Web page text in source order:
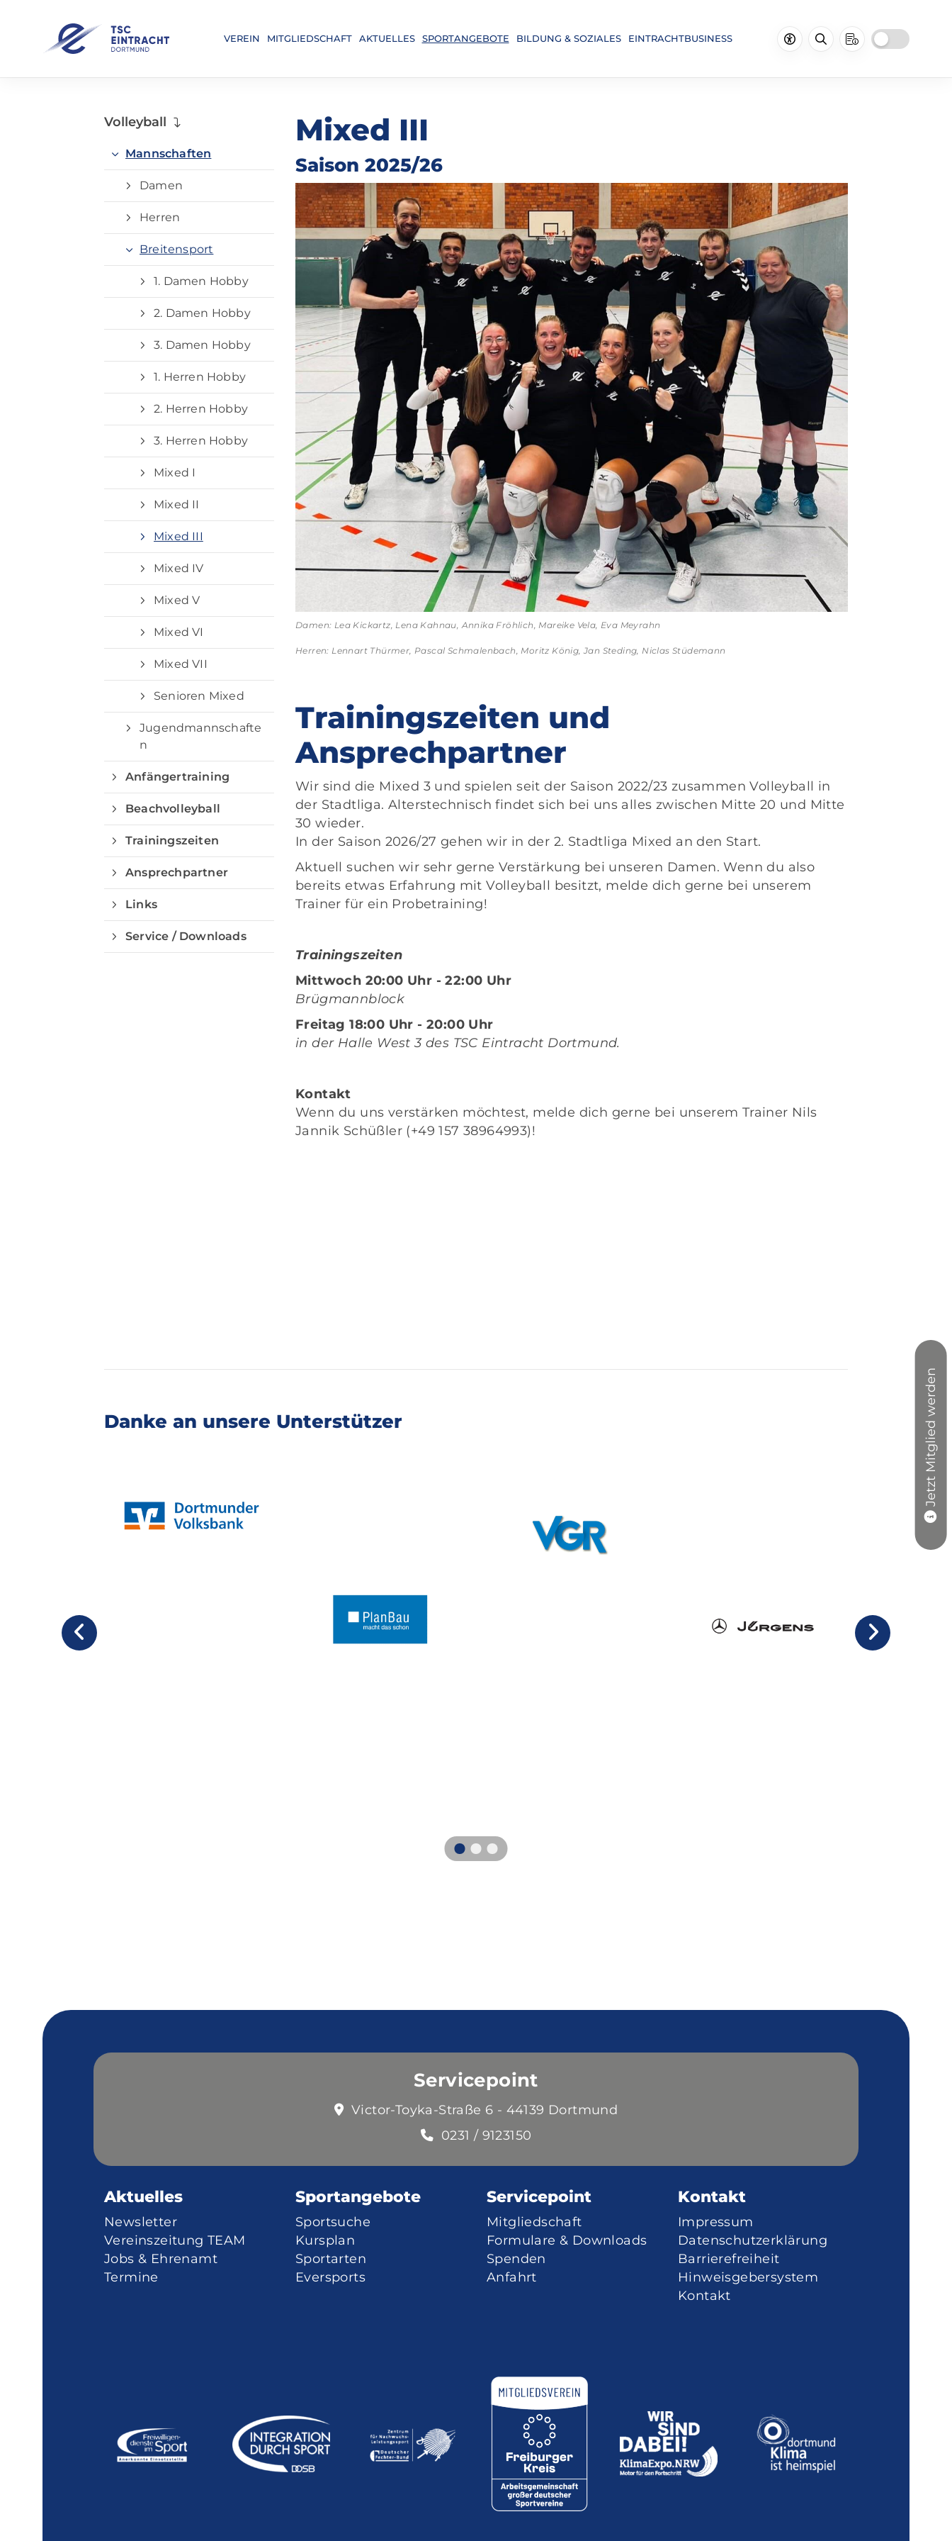
VEREIN MITGLIEDSCHAFT AKTUELLES SPORTANGEBOTE BILDUNG & SOZIALES EINTRACHTBUSINESS
Mixed III
Saison 2025/26
Damen: Lea Kickartz, Lena Kahnau, Annika Fröhlich, Mareike Vela, Eva Meyrahn
Herren: Lennart Thürmer, Pascal Schmalenbach, Moritz König, Jan Steding, Niclas Stüdemann
Trainingszeiten und
Ansprechpartner
Wir sind die Mixed 3 und spielen seit der Saison 2022/23 zusammen Volleyball in
der Stadtliga. Alterstechnisch findet sich bei uns alles zwischen Mitte 20 und Mitte
30 wieder.
In der Saison 2026/27 gehen wir in der 2. Stadtliga Mixed an den Start.
Aktuell suchen wir sehr gerne Verstärkung bei unseren Damen. Wenn du also
bereits etwas Erfahrung mit Volleyball besitzt, melde dich gerne bei unserem
Trainer für ein Probetraining!
Trainingszeiten
Mittwoch 20:00 Uhr - 22:00 Uhr
Brügmannblock
Freitag 18:00 Uhr - 20:00 Uhr
in der Halle West 3 des TSC Eintracht Dortmund.
Kontakt
Wenn du uns verstärken möchtest, melde dich gerne bei unserem Trainer Nils
Jannik Schüßler (+49 157 38964993)!
Volleyball
Mannschaften
Damen
Herren
Breitensport
1. Damen Hobby
2. Damen Hobby
3. Damen Hobby
1. Herren Hobby
2. Herren Hobby
3. Herren Hobby
Mixed I
Mixed II
Mixed III
Mixed IV
Mixed V
Mixed VI
Mixed VII
Senioren Mixed
Jugendmannschafte
n
Anfängertraining
Beachvolleyball
Trainingszeiten
Ansprechpartner
Links
Service / Downloads
Danke an unsere Unterstützer
Servicepoint
Victor-Toyka-Straße 6 - 44139 Dortmund
0231 / 9123150
Aktuelles
Newsletter
Vereinszeitung TEAM
Jobs & Ehrenamt
Termine
Sportangebote
Sportsuche
Kursplan
Sportarten
Eversports
Servicepoint
Mitgliedschaft
Formulare & Downloads
Spenden
Anfahrt
Kontakt
Impressum
Datenschutzerklärung
Barrierefreiheit
Hinweisgebersystem
Kontakt
Jetzt Mitglied werden